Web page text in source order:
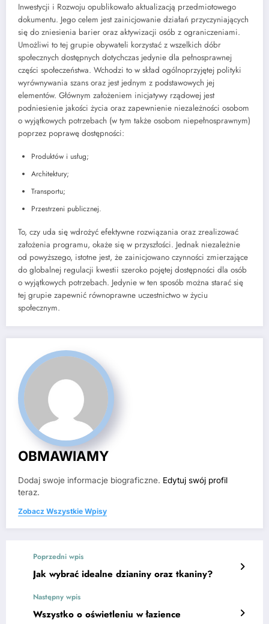
Inwestycji i Rozwoju opublikowało aktualizacją przedmiotowego
dokumentu. Jego celem jest zainicjowanie działań przyczyniających
się do zniesienia barier oraz aktywizacji osób z ograniczeniami.
Umożliwi to tej grupie obywateli korzystać z wszelkich dóbr
społecznych dostępnych dotychczas jedynie dla pełnosprawnej
części społeczeństwa. Wchodzi to w skład ogólnoprzyjętej polityki
wyrównywania szans oraz jest jednym z podstawowych jej
elementów. Głównym założeniem inicjatywy rządowej jest
podniesienie jakości życia oraz zapewnienie niezależności osobom
o wyjątkowych potrzebach (w tym także osobom niepełnosprawnym)
poprzez poprawę dostępności:
Produktów i usług;
Architektury;
Transportu;
Przestrzeni publicznej.
To, czy uda się wdrożyć efektywne rozwiązania oraz zrealizować
założenia programu, okaże się w przyszłości. Jednak niezależnie
od powyższego, istotne jest, że zainicjowano czynności zmierzające
do globalnej regulacji kwestii szeroko pojętej dostępności dla osób
o wyjątkowych potrzebach. Jedynie w ten sposób można starać się
tej grupie zapewnić równoprawne uczestnictwo w życiu
społecznym.
OBMAWIAMY
Dodaj swoje informacje biograficzne. Edytuj swój profil
teraz.
Zobacz Wszystkie Wpisy
Poprzedni wpis
Jak wybrać idealne dzianiny oraz tkaniny?
Następny wpis
Wszystko o oświetleniu w łazience